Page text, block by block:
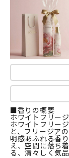
■香りの概要
ホワイトフリー
ホワイトフリー
と、フリージア
明感あふれる香
え、空間に落ち
る、清々しく気